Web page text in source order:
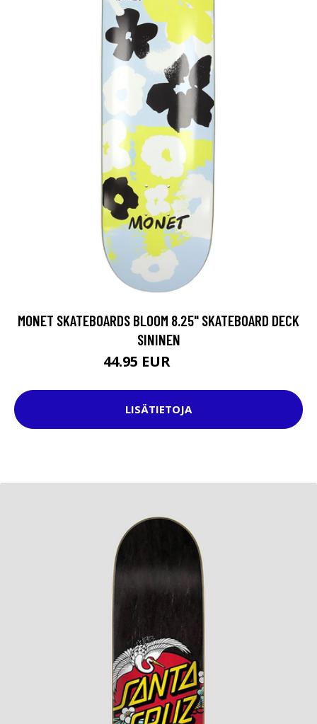
MONET SKATEBOARDS BLOOM 8.25" SKATEBOARD DECK
SININEN
44.95 EUR
LISÄTIETOJA